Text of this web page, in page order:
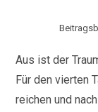
Aus ist der
Für den vierten
reichen und